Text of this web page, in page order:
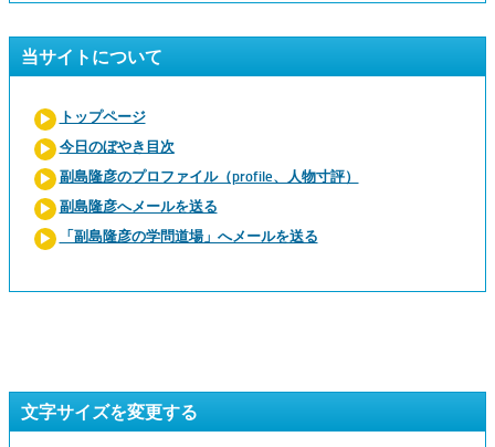
当サイトについて
トップページ
今日のぼやき目次
副島隆彦のプロファイル（profile、人物寸評）
副島隆彦へメールを送る
「副島隆彦の学問道場」へメールを送る
文字サイズを変更する